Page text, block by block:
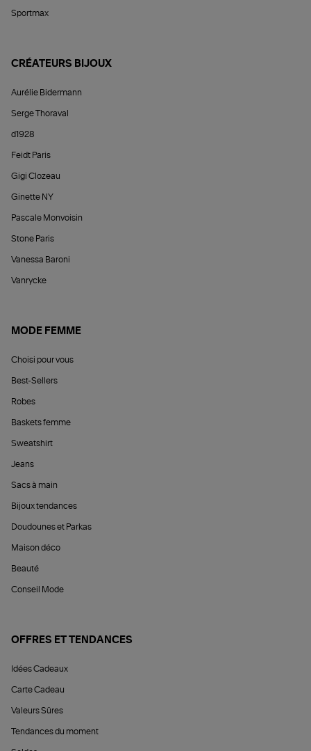
Sportmax
CRÉATEURS BIJOUX
Aurélie Bidermann
Serge Thoraval
d1928
Feidt Paris
Gigi Clozeau
Ginette NY
Pascale Monvoisin
Stone Paris
Vanessa Baroni
Vanrycke
MODE FEMME
Choisi pour vous
Best-Sellers
Robes
Baskets femme
Sweatshirt
Jeans
Sacs à main
Bijoux tendances
Doudounes et Parkas
Maison déco
Beauté
Conseil Mode
OFFRES ET TENDANCES
Idées Cadeaux
Carte Cadeau
Valeurs Sûres
Tendances du moment